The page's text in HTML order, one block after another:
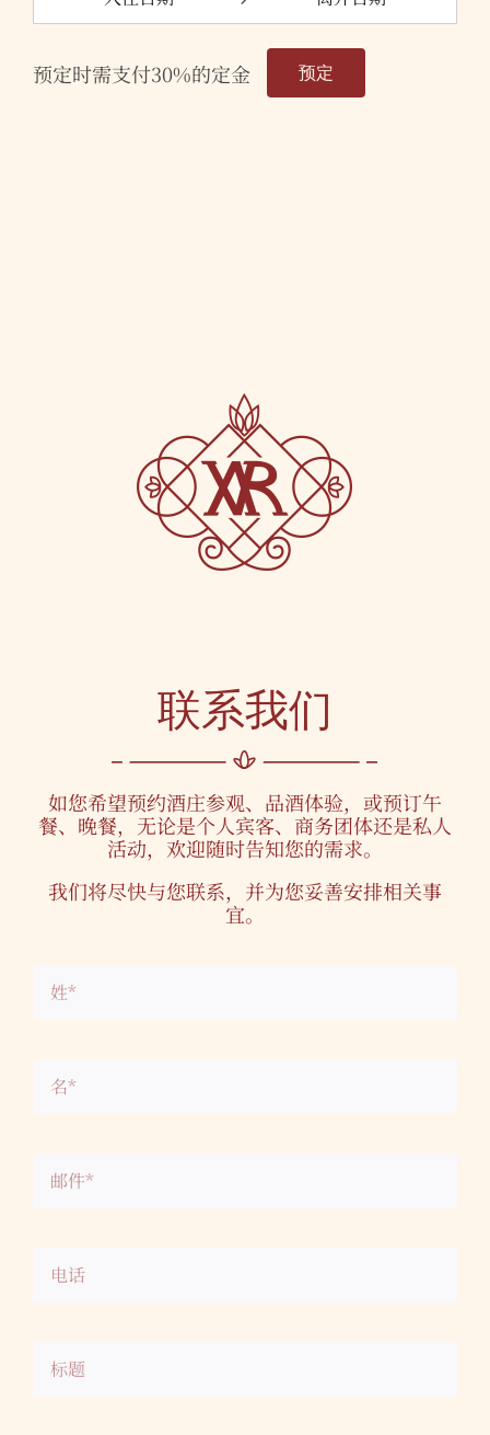
预定时需支付30%的定金 预定
联系我们
如您希望预约酒庄参观、品酒体验，或预订午
餐、晚餐，无论是个人宾客、商务团体还是私人
活动，欢迎随时告知您的需求。
我们将尽快与您联系，并为您妥善安排相关事
宜。